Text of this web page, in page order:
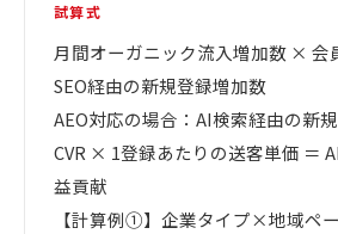
試算式
月間オーガニック流入増加数 × 会
SEO経由の新規登録増加数
AEO対応の場合：AI検索経由の新
CVR × 1登録あたりの送客単価 ＝
益貢献
【計算例①】企業タイプ×地域ペ